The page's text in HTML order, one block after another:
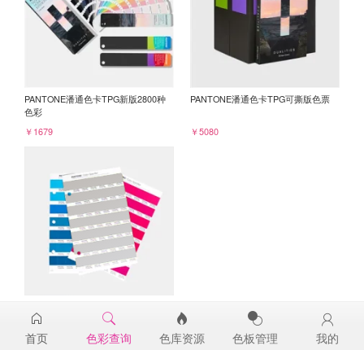
PANTONE潘通色卡TPG新版2800种
色彩
￥1679
PANTONE潘通色卡TPG可撕版色票
￥5080
15-0000TPG
￥98
首页 色彩查询 色库资源 色板管理 我的